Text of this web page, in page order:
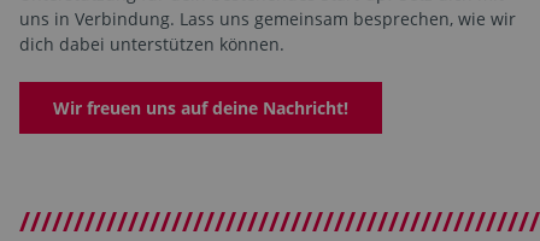
uns in Verbindung. Lass uns gemeinsam besprechen, wie wir
dich dabei unterstützen können.
Wir freuen uns auf deine Nachricht!